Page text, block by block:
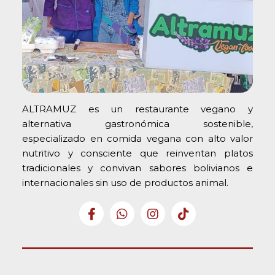
ALTRAMUZ es un restaurante vegano y
alternativa gastronómica sostenible,
especializado en comida vegana con alto valor
nutritivo y consciente que reinventan platos
tradicionales y convivan sabores bolivianos e
internacionales sin uso de productos animal.